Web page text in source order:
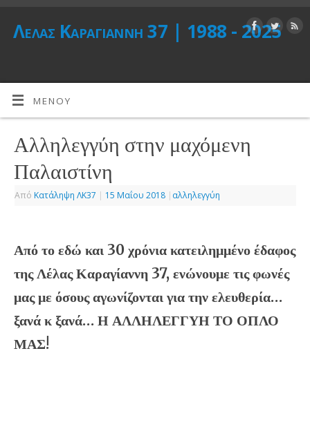
Λέλας Καραγιάννη 37 | 1988 - 2025
ΜΕΝΟΎ
Αλληλεγγύη στην μαχόμενη
Παλαιστίνη
Από Κατάληψη ΛΚ37 | 15 Μαΐου 2018 | αλληλεγγύη
Από το εδώ και 30 χρόνια κατειλημμένο έδαφος
της Λέλας Καραγίαννη 37, ενώνουμε τις φωνές
μας με όσους αγωνίζονται για την ελευθερία…
ξανά κ ξανά… Η ΑΛΛΗΛΕΓΓΥΗ ΤΟ ΟΠΛΟ
ΜΑΣ!